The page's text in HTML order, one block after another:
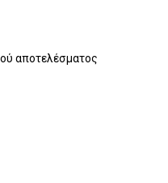
αποτελέσματος